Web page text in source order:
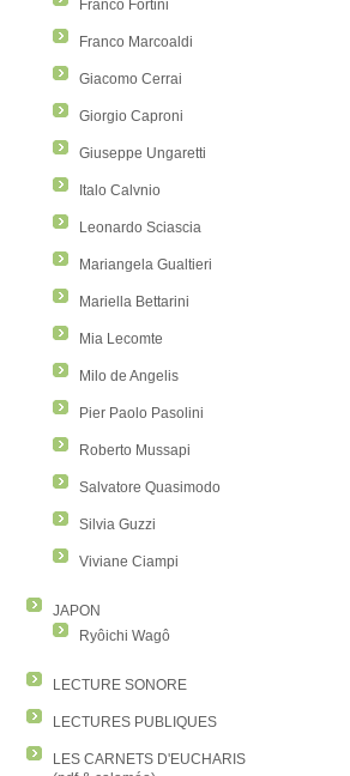
Franco Fortini
Franco Marcoaldi
Giacomo Cerrai
Giorgio Caproni
Giuseppe Ungaretti
Italo Calvnio
Leonardo Sciascia
Mariangela Gualtieri
Mariella Bettarini
Mia Lecomte
Milo de Angelis
Pier Paolo Pasolini
Roberto Mussapi
Salvatore Quasimodo
Silvia Guzzi
Viviane Ciampi
JAPON
Ryôichi Wagô
LECTURE SONORE
LECTURES PUBLIQUES
LES CARNETS D'EUCHARIS